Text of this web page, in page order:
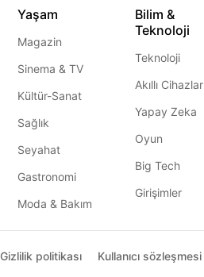
Yaşam
Magazin
Sinema & TV
Kültür-Sanat
Sağlık
Seyahat
Gastronomi
Moda & Bakım
Bilim &
Teknoloji
Teknoloji
Akıllı Cihazlar
Yapay Zeka
Oyun
Big Tech
Girişimler
Gizlilik politikası Kullanıcı sözleşmesi